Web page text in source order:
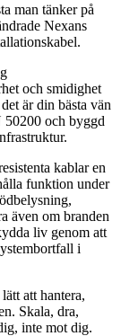
man tänker på
Nexans
och smidighet
är din bästa vän
50200 och byggd
kablar en
funktion under
även om branden
liv genom att
i
att hantera,
Skala, dra,
inte mot dig.